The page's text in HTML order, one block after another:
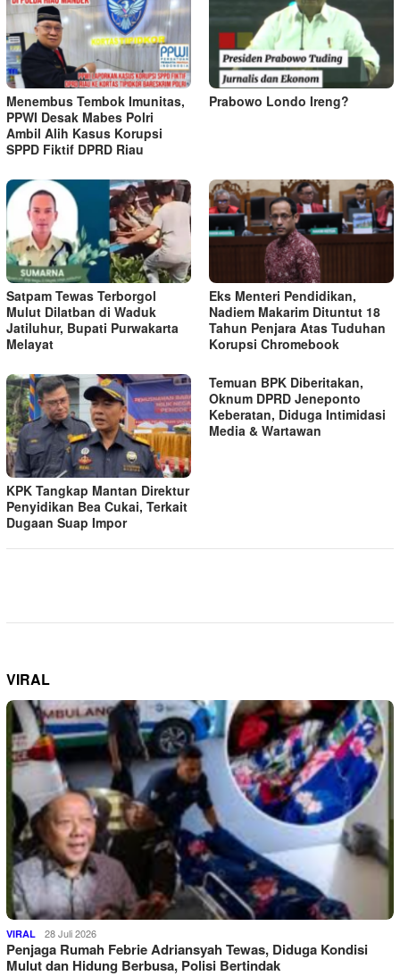
Menembus Tembok Imunitas,
PPWI Desak Mabes Polri
Ambil Alih Kasus Korupsi
SPPD Fiktif DPRD Riau
Prabowo Londo Ireng?
Satpam Tewas Terborgol
Mulut Dilatban di Waduk
Jatiluhur, Bupati Purwakarta
Melayat
Eks Menteri Pendidikan,
Nadiem Makarim Dituntut 18
Tahun Penjara Atas Tuduhan
Korupsi Chromebook
KPK Tangkap Mantan Direktur
Penyidikan Bea Cukai, Terkait
Dugaan Suap Impor
Temuan BPK Diberitakan,
Oknum DPRD Jeneponto
Keberatan, Diduga Intimidasi
Media & Wartawan
VIRAL
VIRAL 28 Juli 2026
Penjaga Rumah Febrie Adriansyah Tewas, Diduga Kondisi
Mulut dan Hidung Berbusa, Polisi Bertindak